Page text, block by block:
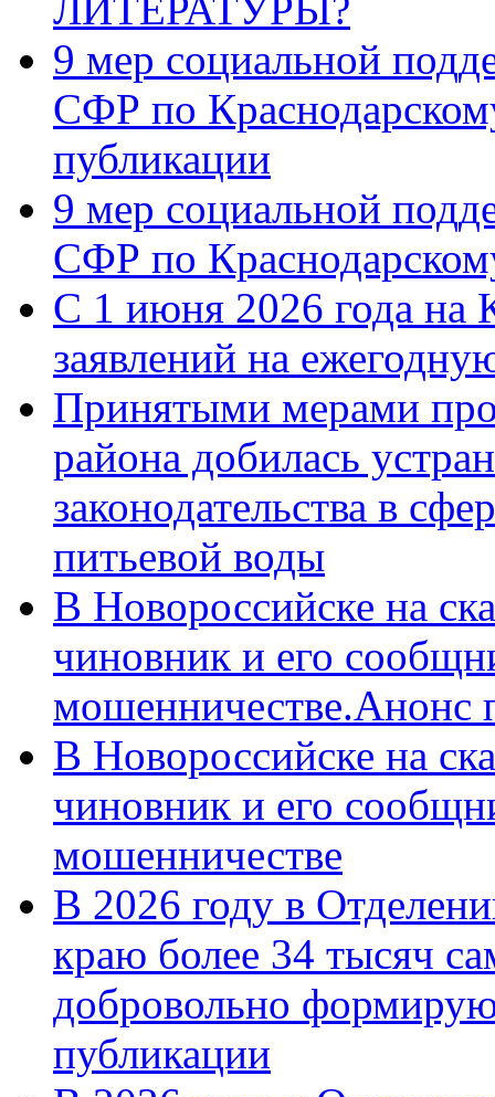
ЛИТЕРАТУРЫ?
9 мер социальной
СФР по
публикации
9 мер социальной
СФР по
С 1 июня 2026 года на
заявлений на
Принятыми мерами
района добилась
законодательства в
питьевой воды
В Новороссийске на
чиновник и его
мошенничестве.Анонс
В Новороссийске на
чиновник и его
мошенничестве
В 2026 году в
краю более 34 тысяч
добровольно
публикации